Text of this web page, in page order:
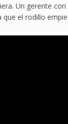
Un gerente
el rodillo